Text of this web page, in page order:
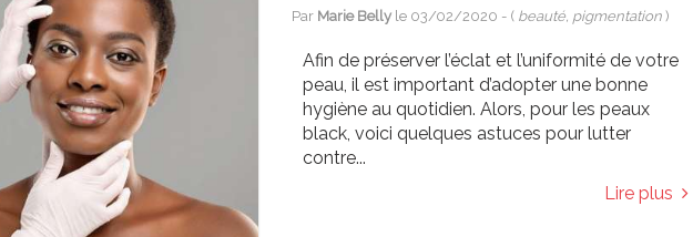
Par Marie Belly le 03/02/2020 - ( beauté, pigmentation )
Afin de préserver l’éclat et l’uniformité de votre
peau, il est important d’adopter une bonne
hygiène au quotidien. Alors, pour les peaux
black, voici quelques astuces pour lutter
contre...
Lire plus